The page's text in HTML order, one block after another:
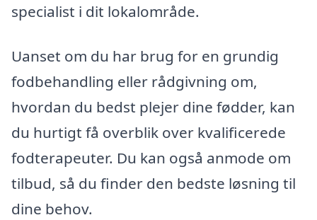
specialist i dit lokalområde.
Uanset om du har brug for en grundig
fodbehandling eller rådgivning om,
hvordan du bedst plejer dine fødder, kan
du hurtigt få overblik over kvalificerede
fodterapeuter. Du kan også anmode om
tilbud, så du finder den bedste løsning til
dine behov.